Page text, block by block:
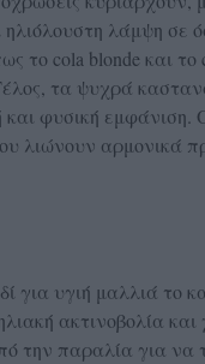
ηλιόλουστη λάμψη
το cola blonde και
τα ψυχρά
και φυσική
λιώνουν αρμονικά
για υγιή μαλλιά το
ακτινοβολία
την παραλία για